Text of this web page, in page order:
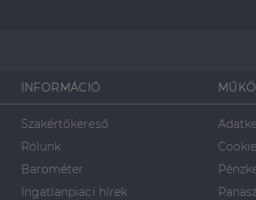
INFORMÁCIÓ
Szakértőkereső
Rólunk
Barométer
Ingatlanpiaci hírek